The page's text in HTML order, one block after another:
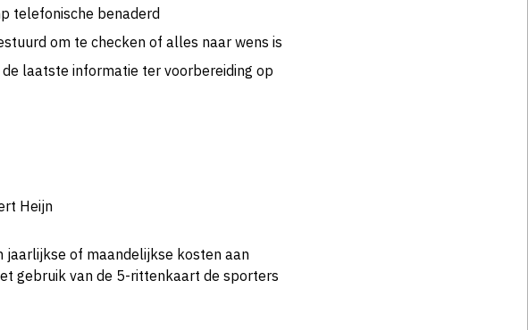
telefonische benaderd
om te checken of alles naar wens is
laatste informatie ter voorbereiding op
Heijn
jaarlijkse of maandelijkse kosten aan
gebruik van de 5-rittenkaart de sporters